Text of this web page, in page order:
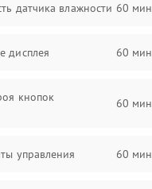
датчика влажности 60 мин
дисплея 60 мин
кнопок
60 мин
управления 60 мин